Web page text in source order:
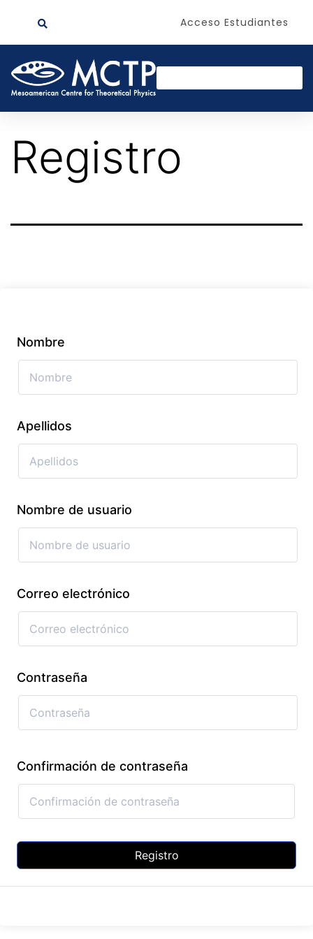
Acceso Estudiantes
Registro
Nombre
Apellidos
Nombre de usuario
Correo electrónico
Contraseña
Confirmación de contraseña
Registro